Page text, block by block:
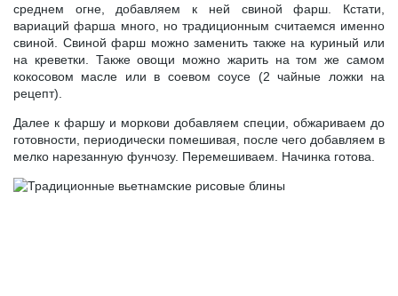
среднем огне, добавляем к ней свиной фарш. Кстати,
вариаций фарша много, но традиционным считаемся именно
свиной. Свиной фарш можно заменить также на куриный или
на креветки. Также овощи можно жарить на том же самом
кокосовом масле или в соевом соусе (2 чайные ложки на
рецепт).
Далее к фаршу и моркови добавляем специи, обжариваем до
готовности, периодически помешивая, после чего добавляем в
мелко нарезанную фунчозу. Перемешиваем. Начинка готова.